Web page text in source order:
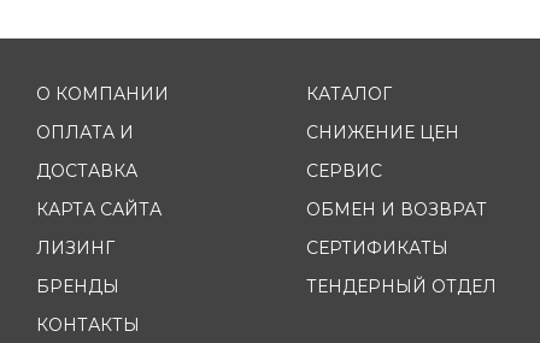
О КОМПАНИИ
ОПЛАТА И
ДОСТАВКА
КАРТА САЙТА
ЛИЗИНГ
БРЕНДЫ
КОНТАКТЫ
КАТАЛОГ
СНИЖЕНИЕ ЦЕН
СЕРВИС
ОБМЕН И ВОЗВРАТ
СЕРТИФИКАТЫ
ТЕНДЕРНЫЙ ОТДЕЛ